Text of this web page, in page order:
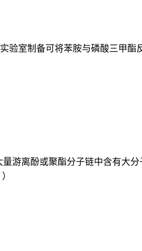
验室制备可将苯胺与磷酸三甲酯
游离酚或聚酯分子链中含有大